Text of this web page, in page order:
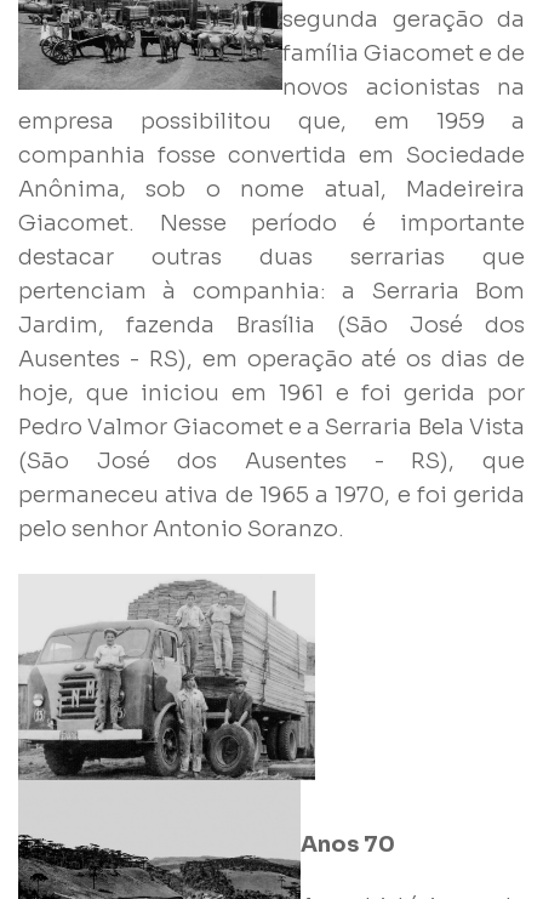
segunda geração da
família Giacomet e de
novos acionistas na
empresa possibilitou que, em 1959 a
companhia fosse convertida em Sociedade
Anônima, sob o nome atual, Madeireira
Giacomet. Nesse período é importante
destacar outras duas serrarias que
pertenciam à companhia: a Serraria Bom
Jardim, fazenda Brasília (São José dos
Ausentes - RS), em operação até os dias de
hoje, que iniciou em 1961 e foi gerida por
Pedro Valmor Giacomet e a Serraria Bela Vista
(São José dos Ausentes - RS), que
permaneceu ativa de 1965 a 1970, e foi gerida
pelo senhor Antonio Soranzo.
Anos 70